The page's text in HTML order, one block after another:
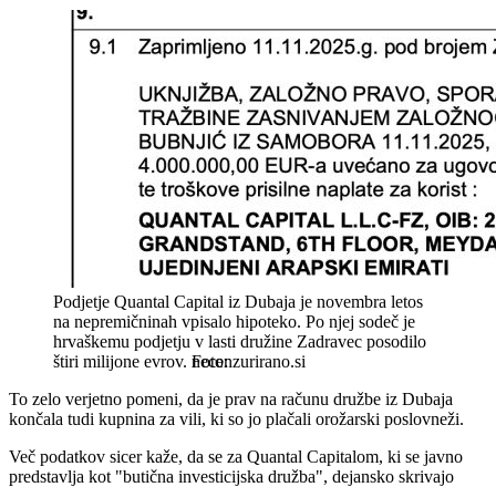
Podjetje Quantal Capital iz Dubaja je novembra letos
na nepremičninah vpisalo hipoteko. Po njej sodeč je
hrvaškemu podjetju v lasti družine Zadravec posodilo
štiri milijone evrov. necenzurirano.si
To zelo verjetno pomeni, da je prav na računu družbe iz Dubaja
končala tudi kupnina za vili, ki so jo plačali orožarski poslovneži.
Več podatkov sicer kaže, da se za Quantal Capitalom, ki se javno
predstavlja kot "butična investicijska družba", dejansko skrivajo